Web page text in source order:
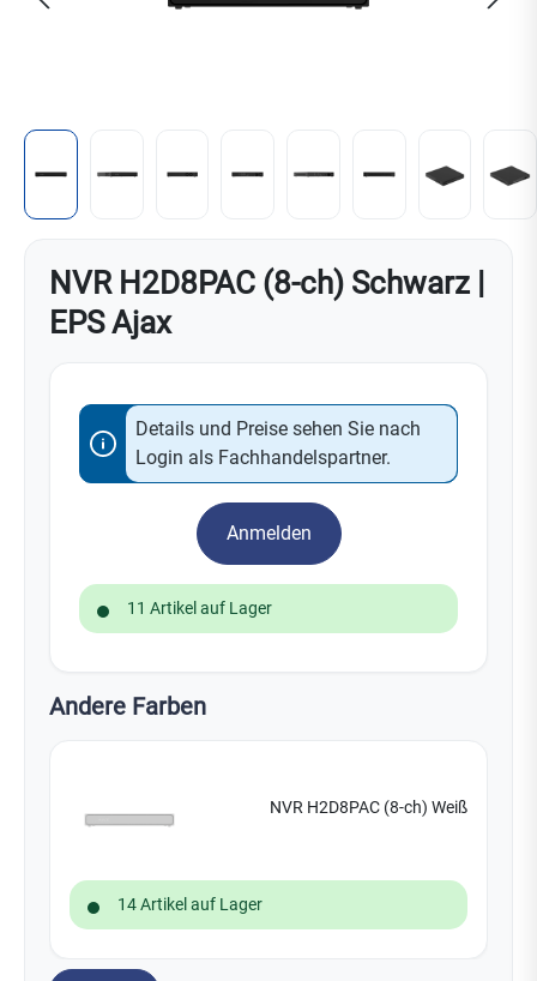
NVR H2D8PAC (8-ch) Schwarz |
EPS Ajax
Details und Preise sehen Sie nach
Login als Fachhandelspartner.
Anmelden
11 Artikel auf Lager
Andere Farben
NVR H2D8PAC (8-ch) Weiß
14 Artikel auf Lager